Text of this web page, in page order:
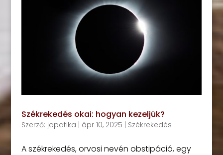
Székrekedés okai: hogyan kezeljük?
Szerző: jopatika ápr 10, 2025 Székrekedés
A székrekedés, orvosi nevén obstipáció, egy